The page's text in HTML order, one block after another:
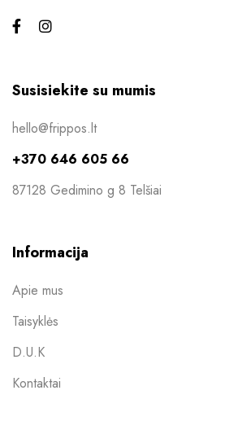
Susisiekite su mumis
hello@frippos.lt
+370 646 605 66
87128 Gedimino g 8 Telšiai
Informacija
Apie mus
Taisyklės
D.U.K
Kontaktai